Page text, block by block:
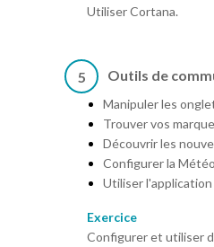
Utiliser Cortana.
5 Outils de
Manipuler les
Trouver vos
Découvrir les
Configurer la
Utiliser l'application
Exercice
Configurer et utiliser